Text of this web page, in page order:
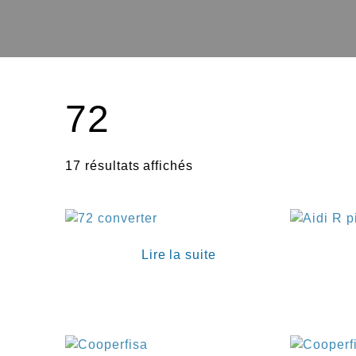
72
17 résultats affichés
Lire la suite